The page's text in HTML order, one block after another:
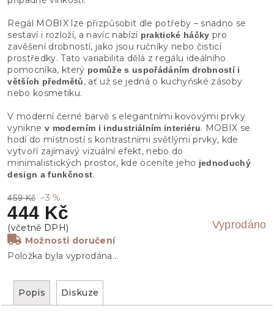
459 Kč –3 %
444 Kč
Vyprodáno
Možnosti doručení
Položka byla vyprodána…
Regál MOBIX lze přizpůsobit dle potřeby – snadno se
sestaví i rozloží, a navíc nabízí praktické háčky pro
zavěšení drobností, jako jsou ručníky nebo čisticí
prostředky. Tato variabilita dělá z regálu ideálního
pomocníka, který pomůže s uspořádáním drobností i
větších předmětů, ať už se jedná o kuchyňské zásoby
nebo kosmetiku.
V moderní černé barvě s elegantními kovovými prvky
vynikne v moderním i industriálním interiéru. MOBIX se
hodí do místností s kontrastními světlými prvky, kde
vytvoří zajímavý vizuální efekt, nebo do
minimalistických prostor, kde oceníte jeho jednoduchý
design a funkčnost.
Popis Diskuze